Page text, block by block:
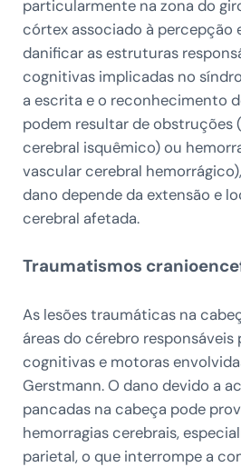
particularmente na zona do
córtex associado à percepção
danificar as estruturas
cognitivas implicadas no
a escrita e o reconhecimento
podem resultar de obstruções
cerebral isquêmico) ou
vascular cerebral
dano depende da extensão e
cerebral afetada.
Traumatismos
As lesões traumáticas na
áreas do cérebro responsáveis
cognitivas e motoras
Gerstmann. O dano devido a
pancadas na cabeça pode
hemorragias cerebrais,
parietal, o que interrompe a